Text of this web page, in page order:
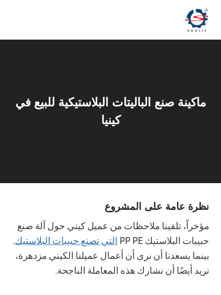
التجاوز
ماكينة صنع الباليتات البلاستيكية للبيع في
كينيا
نظرة عامة على المشروع
مؤخراً، تلقينا ملاحظات من عميل كيني حول آلة صنع
حبيبات البلاستيك PP PE
التي تصنع حبيبات البلاستيك.
بينما يسعدنا أن نرى أن أعمال عميلنا الكيني مزدهرة،
نريد أيضًا أن نشارك هذه المعاملة الناجحة.